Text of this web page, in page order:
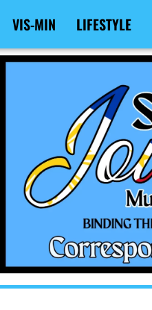
VIS-MIN LIFESTYLE